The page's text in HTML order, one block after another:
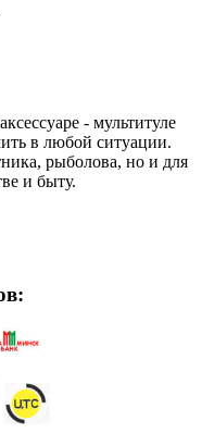
- мультитуле
в любой ситуации.
рыболова, но и для
и быту.